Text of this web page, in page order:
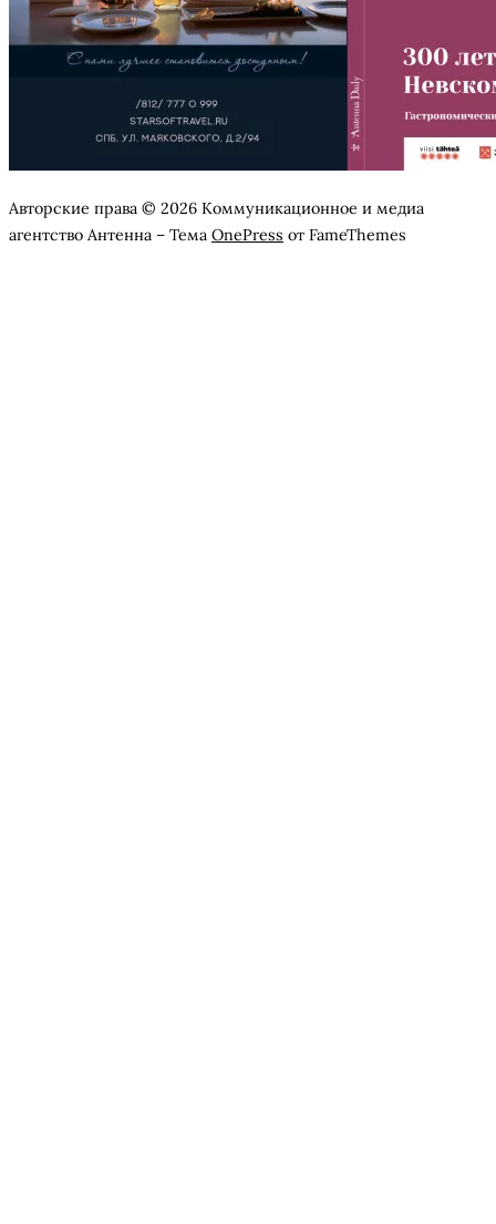
Авторские права © 2026 Коммуникационное и медиа
агентство Антенна – Тема OnePress от FameThemes